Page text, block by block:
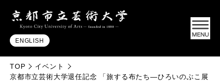
ENGLISH
TOP
イベント
京都市立芸術大学退任記念 「旅する布たち―ひろいのぶこ展